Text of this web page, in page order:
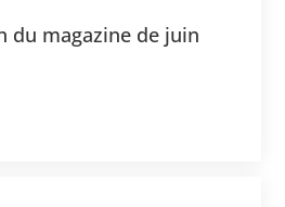
du magazine de juin